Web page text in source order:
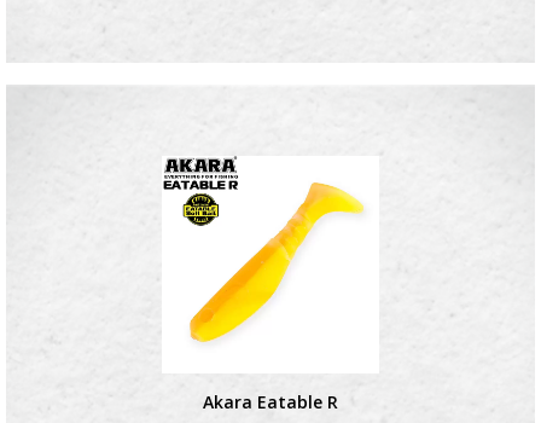
Akara Eatable R